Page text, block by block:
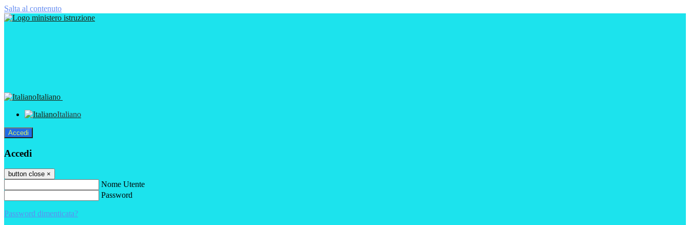
Salta al contenuto
Italiano
Italiano
Accedi
Accedi
button close ×
Nome Utente
Password
Password dimenticata?